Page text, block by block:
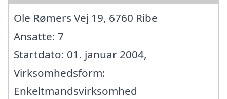
Ole Rømers Vej 19, 6760 Ribe
Ansatte: 7
Startdato: 01. januar 2004,
Virksomhedsform:
Enkeltmandsvirksomhed